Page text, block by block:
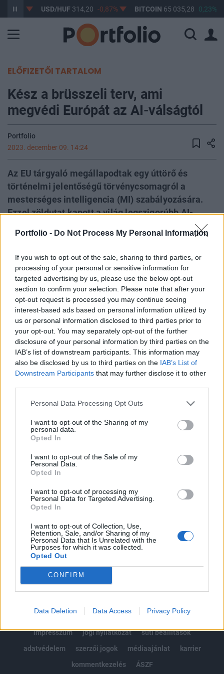
Portfolio - Do Not Process My Personal Information
If you wish to opt-out of the sale, sharing to third parties, or
processing of your personal or sensitive information for
targeted advertising by us, please use the below opt-out
section to confirm your selection. Please note that after your
opt-out request is processed you may continue seeing
interest-based ads based on personal information utilized by
us or personal information disclosed to third parties prior to
your opt-out. You may separately opt-out of the further
disclosure of your personal information by third parties on the
IAB’s list of downstream participants. This information may
also be disclosed by us to third parties on the IAB’s List of
Downstream Participants that may further disclose it to other
Personal Data Processing Opt Outs
I want to opt-out of the Sharing of my
personal data.
Opted In
I want to opt-out of the Sale of my
Personal Data.
Opted In
I want to opt-out of processing my
Personal Data for Targeted Advertising.
Opted In
I want to opt-out of Collection, Use,
Retention, Sale, and/or Sharing of my
Personal Data that Is Unrelated with the
Purposes for which it was collected.
Opted Out
CONFIRM
Data Deletion Data Access Privacy Policy
-0,61% USD/HUF 314,20 -0,87% BITCOIN 65 035,28 0,23%
ELŐFIZETŐI TARTALOM
Kész a brüsszeli terv, ami
megvédi Európát az AI-válságtól
Portfolio
2023. december 09. 14:24
Az EU tárgyaló megállapodtak egy úttörő és
történelmi jelentőségű törvénycsomagról a
mesterséges intelligencia (MI) szabályozására.
Ezzel zöldutat kapott a világ legszigorúbb AI-
Times.
WOOD & Co. Investor Day 2026Idén ősszel első
alkalommal érkezik a WOOD & Company exkluzív
befektetői konferenciája, a WOOD & Co. Investor Day 2026,
a Portfolio szakmai partnerségével! Szeptember 9-én a
Budapest Marriott Hotelben szűk körben találkozhatnak a
cégcsoport tulajdonosai, vezető menedzsmentje, kiemelt
partnerei és a befektetési piac meghatározó szereplői.
Egyedülálló...
KEDVES OLVASÓNK!
tartozik, melynek olvasása előfizetéses
regisztrációhoz kötött.
Az előfizetés a következőket tartalmazza:
Kötéslisták: BÉT elmúlt 2 év napon belüli
kötéslistái
Előfizetés
MÁR ELŐFIZETŐNK VAGY?BEJELENTKEZÉS
impresszum
jogi nyilatkozat
süti beállítások
adatvédelem
szerzői jogok médiaajánlat
karrier
kommentkezelés
ÁSZF